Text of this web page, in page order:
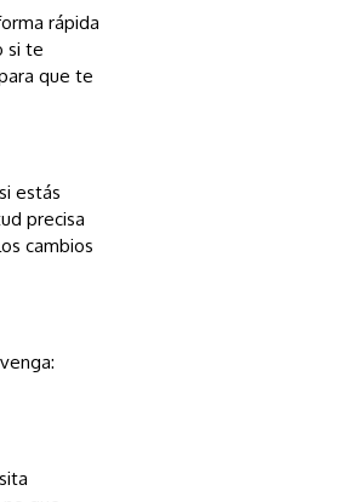
rápida
si te
que te
estás
precisa
cambios